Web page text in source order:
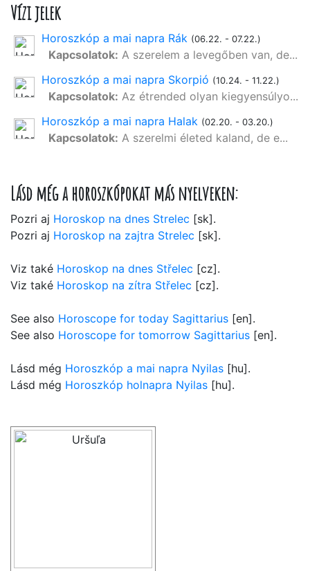
Vízi jelek
Horoszkóp a mai napra Rák (06.22. - 07.22.)
Kapcsolatok: A szerelem a levegőben van, de...
Horoszkóp a mai napra Skorpió (10.24. - 11.22.)
Kapcsolatok: Az étrended olyan kiegyensúlyo...
Horoszkóp a mai napra Halak (02.20. - 03.20.)
Kapcsolatok: A szerelmi életed kaland, de e...
Lásd még a horoszkópokat más nyelveken:
Pozri aj Horoskop na dnes Strelec [sk].
Pozri aj Horoskop na zajtra Strelec [sk].
Viz také Horoskop na dnes Střelec [cz].
Viz také Horoskop na zítra Střelec [cz].
See also Horoscope for today Sagittarius [en].
See also Horoscope for tomorrow Sagittarius [en].
Lásd még Horoszkóp a mai napra Nyilas [hu].
Lásd még Horoszkóp holnapra Nyilas [hu].